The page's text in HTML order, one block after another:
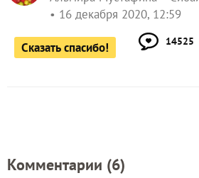
16 декабря 2020, 12:59
Сказать спасибо! 14525
Комментарии (6)